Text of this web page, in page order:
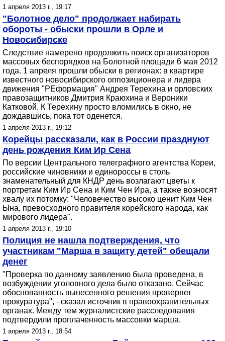
1 апреля 2013 г., 19:17
"Болотное дело" продолжает набирать
обороты - обыски прошли в Орле и
Новосибирске
Следствие намерено продолжить поиск организаторов
массовых беспорядков на Болотной площади 6 мая 2012
года. 1 апреля прошли обыски в регионах: в квартире
известного новосибирского оппозиционера и лидера
движения "РЕформация" Андрея Терехина и орловских
правозащитников Дмитрия Краюхина и Вероники
Катковой. К Терехину просто вломились в окно, не
дождавшись, пока тот оденется.
1 апреля 2013 г., 19:12
Корейцы рассказали, как в России празднуют
день рождения Ким Ир Сена
По версии Центрального телеграфного агентства Кореи,
российские чиновники и единороссы в столь
знаменательный для КНДР день возлагают цветы к
портретам Ким Ир Сена и Ким Чен Ира, а также возносят
хвалу их потомку: "Человечество высоко ценит Ким Чен
Ына, превосходного правителя корейского народа, как
мирового лидера".
1 апреля 2013 г., 19:10
Полиция не нашла подтверждения, что
участникам "Марша в защиту детей" обещали
денег
"Проверка по данному заявлению была проведена, в
возбуждении уголовного дела было отказано. Сейчас
обоснованность вынесенного решения проверяет
прокуратура", - сказал источник в правоохранительных
органах. Между тем журналистские расследования
подтвердили проплаченность массовки марша.
1 апреля 2013 г., 18:54